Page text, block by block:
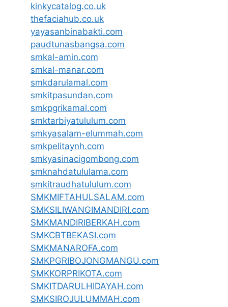
kinkycatalog.co.uk
thefaciahub.co.uk
yayasanbinabakti.com
paudtunasbangsa.com
smkal-amin.com
smkal-manar.com
smkdarulamal.com
smkitpasundan.com
smkpgrikamal.com
smktarbiyatululum.com
smkyasalam-elummah.com
smkpelitaynh.com
smkyasinacigombong.com
smknahdatululama.com
smkitraudhatululum.com
SMKMIFTAHULSALAM.com
SMKSILIWANGIMANDIRI.com
SMKMANDIRIBERKAH.com
SMKCBTBEKASI.com
SMKMANAROFA.com
SMKPGRIBOJONGMANGU.com
SMKKORPRIKOTA.com
SMKITDARULHIDAYAH.com
SMKSIROJULUMMAH.com